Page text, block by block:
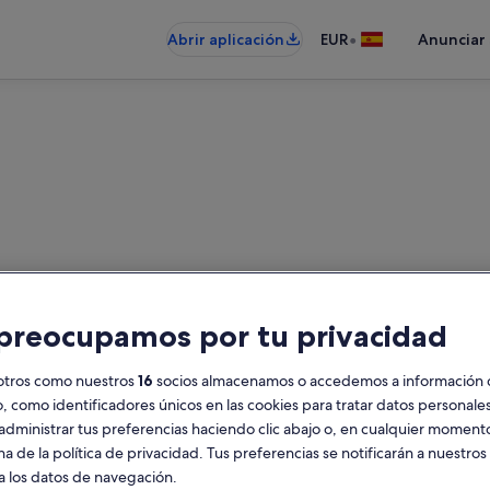
Abrir aplicación
EUR•
villas cerca de Faro de
villas: introduce las fechas
Fechas
2
por tu privacidad
como nuestros16 socios almacenamos o accedemos a información
como identificadores únicos en las cookies para tratar datos
tus preferencias haciendo clic abajo o, en cualquier
de la política de privacidad. Tus preferencias se notificarán a nuestros
los datos de navegación.